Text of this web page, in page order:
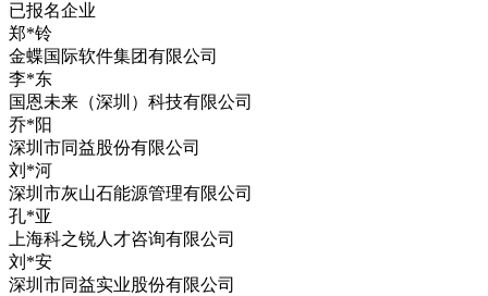
已报名企业
郑*铃
金蝶国际软件集团有限公司
李*东
国恩未来（深圳）科技有限公司
乔*阳
深圳市同益股份有限公司
刘*河
深圳市灰山石能源管理有限公司
孔*亚
上海科之锐人才咨询有限公司
刘*安
深圳市同益实业股份有限公司